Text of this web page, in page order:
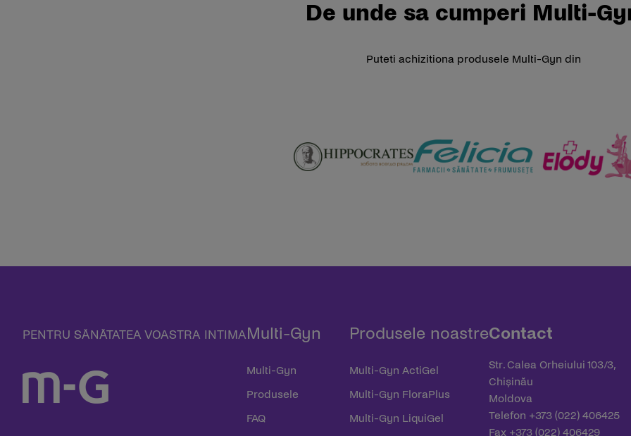
De unde sa cumperi Multi-
Puteti achizitiona produsele Multi-Gyn din
PENTRU SĂNĂTATEA VOASTRA INTIMAMulti-Gyn
Multi-Gyn
Produsele
FAQ
Produsele noastre
Multi-Gyn ActiGel
Multi-Gyn FloraPlus
Multi-Gyn LiquiGel
Contact
Str. Calea Orheiului 103/3,
Chișinău
Moldova
Telefon +373 (022) 406425
Fax +373 (022) 406429